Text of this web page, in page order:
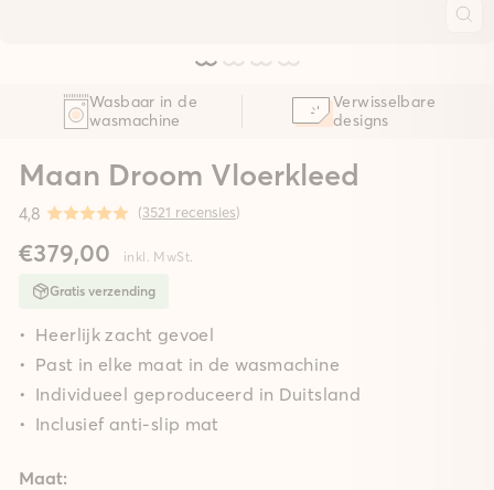
Wasbaar in de
wasmachine
Verwisselbare
designs
Maan Droom Vloerkleed
4,8 (3521 recensies)
€379,00 inkl. MwSt.
Gratis verzending
Heerlijk zacht gevoel
Past in elke maat in de wasmachine
Individueel geproduceerd in Duitsland
Inclusief anti-slip mat
Maat: